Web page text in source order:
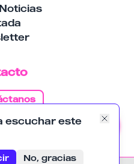
escuchar este
No, gracias